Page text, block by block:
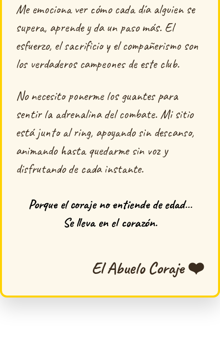
Me emociona ver cómo cada día alguien se
supera, aprende y da un paso más. El
esfuerzo, el sacrificio y el compañerismo son
los verdaderos campeones de este club.
No necesito ponerme los guantes para
sentir la adrenalina del combate. Mi sitio
está junto al ring, apoyando sin descanso,
animando hasta quedarme sin voz y
disfrutando de cada instante.
Porque el coraje no entiende de edad…
Se lleva en el corazón.
El Abuelo Coraje ❤️